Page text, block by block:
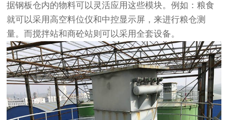
据钢板仓内的物料可以灵活应用这些模块。例如：粮食
就可以采用高空料位仪和中控显示屏，来进行粮仓测
量。而搅拌站和商砼站则可以采用全套设备。